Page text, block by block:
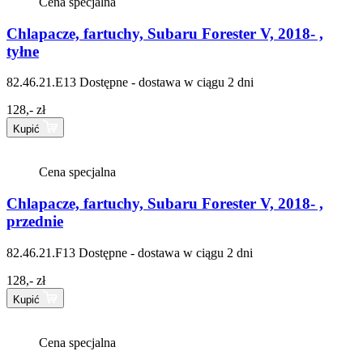
Chlapacze, fartuchy, Subaru Forester V, 2018- ,
tyłne
82.46.21.E13 Dostępne - dostawa w ciągu 2 dni
128,- zł
Kupić
Cena specjalna
Chlapacze, fartuchy, Subaru Forester V, 2018- ,
przednie
82.46.21.F13 Dostępne - dostawa w ciągu 2 dni
128,- zł
Kupić
Cena specjalna